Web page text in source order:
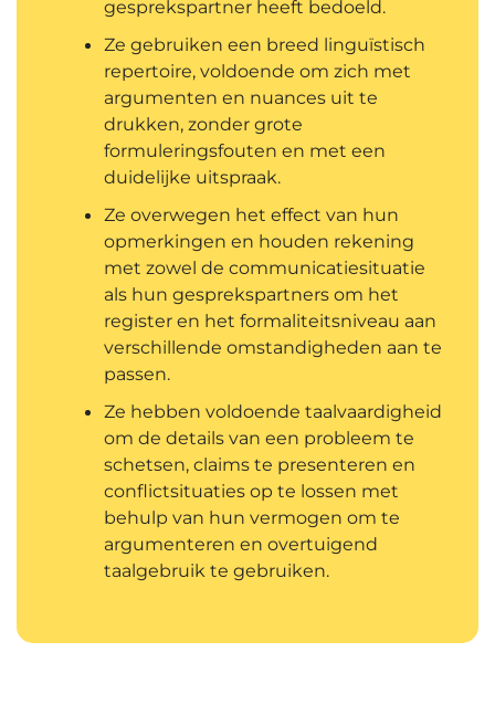
gesprekspartner heeft bedoeld.
Ze gebruiken een breed linguïstisch
repertoire, voldoende om zich met
argumenten en nuances uit te
drukken, zonder grote
formuleringsfouten en met een
duidelijke uitspraak.
Ze overwegen het effect van hun
opmerkingen en houden rekening
met zowel de communicatiesituatie
als hun gesprekspartners om het
register en het formaliteitsniveau aan
verschillende omstandigheden aan te
passen.
Ze hebben voldoende taalvaardigheid
om de details van een probleem te
schetsen, claims te presenteren en
conflictsituaties op te lossen met
behulp van hun vermogen om te
argumenteren en overtuigend
taalgebruik te gebruiken.